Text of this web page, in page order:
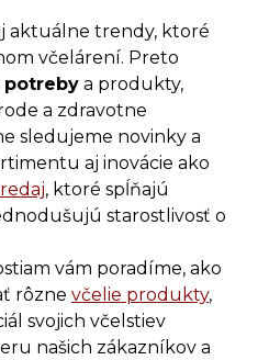
aktuálne trendy, ktoré
včelárení. Preto
potreby a produkty,
a zdravotne
sledujeme novinky a
aj inovácie ako
, ktoré spĺňajú
starostlivosť o
vám poradíme, ako
rôzne včelie produkty,
svojich včelstiev
našich zákazníkov a